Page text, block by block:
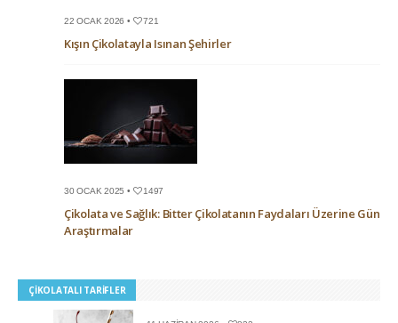
22 OCAK 2026 • 721
Kışın Çikolatayla Isınan Şehirler
30 OCAK 2025 • 1497
Çikolata ve Sağlık: Bitter Çikolatanın Faydaları Üzerine Güncel
Araştırmalar
ÇIKOLATALI TARIFLER